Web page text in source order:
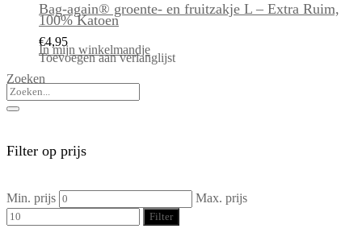
Bag-again® groente- en fruitzakje L – Extra Ruim,
100% Katoen
€4,95
In mijn winkelmandje
Toevoegen aan verlanglijst
Zoeken
Filter op prijs
Min. prijs Max. prijs
Filter